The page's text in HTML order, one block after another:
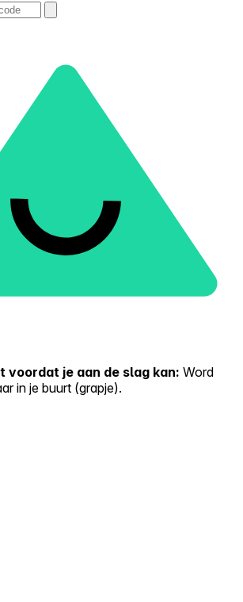
voordat je aan de slag kan: Word
in je buurt (grapje).